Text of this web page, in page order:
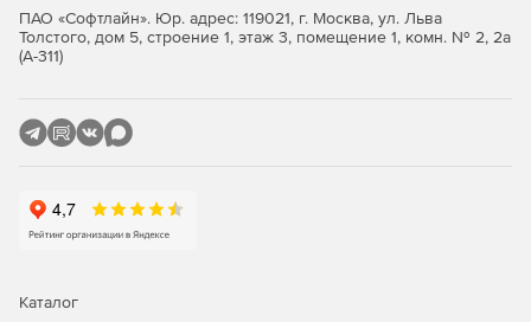
Полное управление переадресацией.
Управление содержимым.
LDAP-сервер для поиска адресов электронной почты
из клиентского ПО.
ПАО «Софтлайн». Юр. адрес: 119021, г. Москва, ул. Льва
Толстого, дом 5, строение 1, этаж 3, помещение 1, комн. № 2, 2а
(А-311)
Каталог